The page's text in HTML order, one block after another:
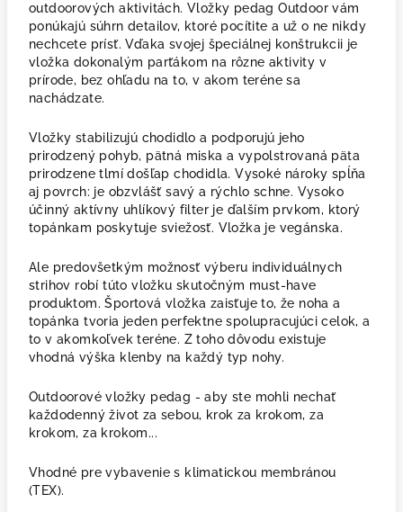
outdoorových aktivitách. Vložky pedag Outdoor vám
ponúkajú súhrn detailov, ktoré pocítite a už o ne nikdy
nechcete prísť. Vďaka svojej špeciálnej konštrukcii je
vložka dokonalým parťákom na rôzne aktivity v
prírode, bez ohľadu na to, v akom teréne sa
nachádzate.
Vložky stabilizujú chodidlo a podporujú jeho
prirodzený pohyb, pätná miska a vypolstrovaná päta
prirodzene tlmí došľap chodidla. Vysoké nároky spĺňa
aj povrch: je obzvlášť savý a rýchlo schne. Vysoko
účinný aktívny uhlíkový filter je ďalším prvkom, ktorý
topánkam poskytuje sviežosť. Vložka je vegánska.
Ale predovšetkým možnosť výberu individuálnych
strihov robí túto vložku skutočným must-have
produktom. Športová vložka zaisťuje to, že noha a
topánka tvoria jeden perfektne spolupracujúci celok, a
to v akomkoľvek teréne. Z toho dôvodu existuje
vhodná výška klenby na každý typ nohy.
Outdoorové vložky pedag - aby ste mohli nechať
každodenný život za sebou, krok za krokom, za
krokom, za krokom...
Vhodné pre vybavenie s klimatickou membránou
(TEX).